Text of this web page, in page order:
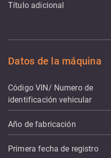
Título adicional
Datos de la máquina
Código VIN/ Numero de
identificación vehicular
Año de fabricación
Primera fecha de registro